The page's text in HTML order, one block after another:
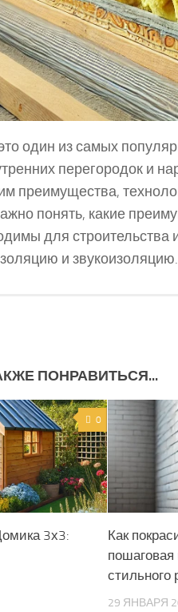
один из самых
перегородок и
преимущества,
понять, какие
для строительства
и звукоизоляцию.
ПОНРАВИТЬСЯ...
0
3х3:
Как
пошаговая
стильного
29 ЯНВАРЯ